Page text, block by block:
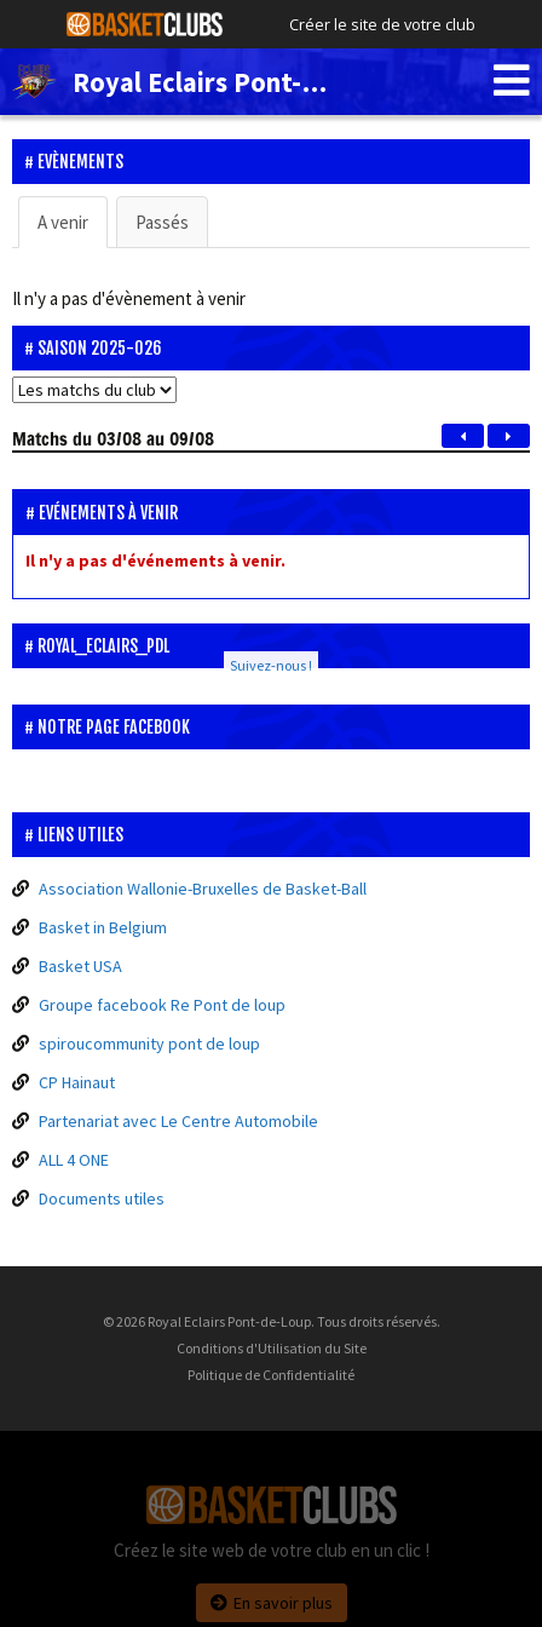
Créer le site de votre club
Royal Eclairs Pont-de-Loup
EVÈNEMENTS
A venir Passés
Il n'y a pas d'évènement à venir
SAISON 2025-026
Matchsdu 03/08 au 09/08
EVÉNEMENTS À VENIR
Il n'y a pas d'événements à venir.
ROYAL_ECLAIRS_PDL
Suivez-nous !
NOTRE PAGE FACEBOOK
LIENS UTILES
Association Wallonie-Bruxelles de Basket-Ball
Basket in Belgium
Basket USA
Groupe facebook Re Pont de loup
spiroucommunity pont de loup
CP Hainaut
Partenariat avec Le Centre Automobile
ALL 4 ONE
Documents utiles
© 2026 Royal Eclairs Pont-de-Loup. Tous droits réservés.
Conditions d'Utilisation du Site
Politique de Confidentialité
Créez le site web de votre club en un clic !
En savoir plus